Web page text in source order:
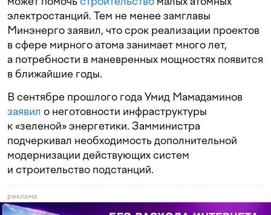
электростанций. Тем не менее замглавы
Минэнерго заявил, что срок реализации проектов
в сфере мирного атома занимает много лет,
а потребности в маневренных мощностях появится
в ближайшие годы.
В сентябре прошлого года Умид Мамадаминов
заявил о неготовности инфраструктуры
к «зеленой» энергетики. Замминистра
подчеркивал необходимость дополнительной
модернизации действующих систем
и строительство подстанций.
реклама